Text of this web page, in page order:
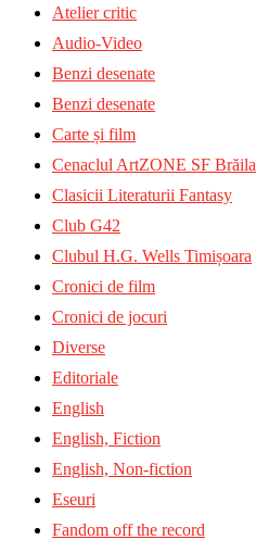
Atelier critic
Audio-Video
Benzi desenate
Benzi desenate
Carte și film
Cenaclul ArtZONE SF Brăila
Clasicii Literaturii Fantasy
Club G42
Clubul H.G. Wells Timișoara
Cronici de film
Cronici de jocuri
Diverse
Editoriale
English
English, Fiction
English, Non-fiction
Eseuri
Fandom off the record